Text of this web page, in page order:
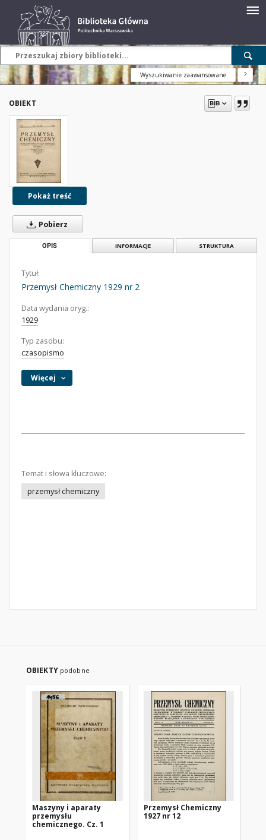
Wyszukiwanie zaawansowane ?
OBIEKT
Pokaż treść
Pobierz
OPIS INFORMACJE STRUKTURA
Tytuł:
Przemysł Chemiczny 1929 nr 2
Data wydania oryg.:
1929
Typ zasobu:
czasopismo
Więcej
Temat i słowa kluczowe:
przemysł chemiczny
OBIEKTY podobne
Maszyny i aparaty
przemysłu
chemicznego. Cz. 1
Przemysł Chemiczny
1927 nr 12